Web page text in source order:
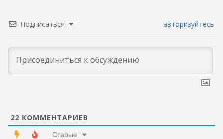
Подписаться авторизуйтесь
22 КОММЕНТАРИЕВ
Старые